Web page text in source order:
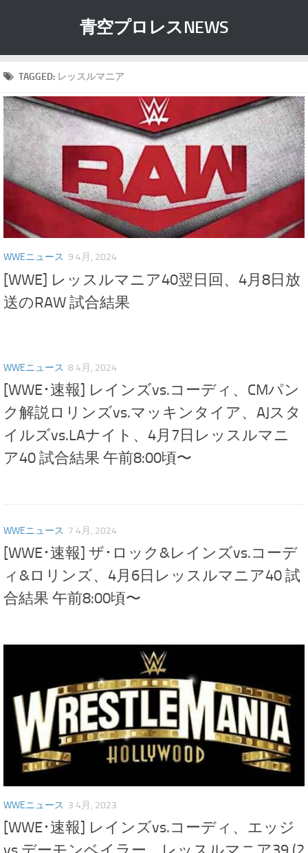
青空プロレスNEWS
TAGGED: レッスルマニア
WWEニュース 9 4月, 2024
[WWE] レッスルマニア40翌日回、4月8日放
送のRAW 試合結果
WWEニュース 8 4月, 2024
[WWE･速報] レインズvs.コーディ、CMパン
ク解説ロリンズvs.マッキンタイア、AJスタ
イルズvs.LAナイト、4月7日レッスルマニ
ア40 試合結果 午前8:00頃〜
WWEニュース 7 4月, 2024
[WWE･速報] ザ･ロック&レインズvs.コーデ
ィ&ロリンズ、4月6日レッスルマニア40 試
合結果 午前8:00頃〜
WWEニュース 3 4月, 2023
[WWE･速報] レインズvs.コーディ、エッジ